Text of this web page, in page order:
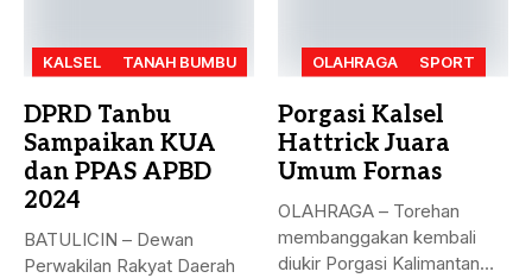
KALSEL TANAH BUMBU
DPRD Tanbu
Sampaikan KUA
dan PPAS APBD
2024
BATULICIN – Dewan
Perwakilan Rakyat Daerah
OLAHRAGA SPORT
Porgasi Kalsel
Hattrick Juara
Umum Fornas
OLAHRAGA – Torehan
membanggakan kembali
diukir Porgasi Kalimantan